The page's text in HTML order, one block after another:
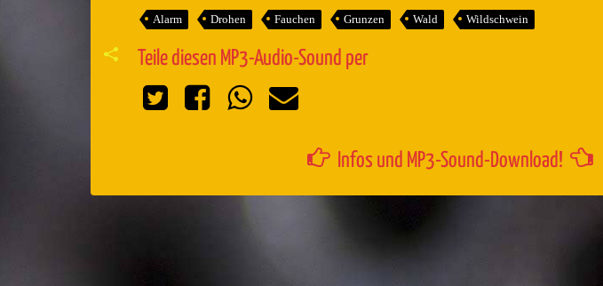
Alarm Drohen Fauchen Grunzen Wald Wildschwein
Teile diesen MP3-Audio-Sound per
Infos und MP3-Sound-Download!